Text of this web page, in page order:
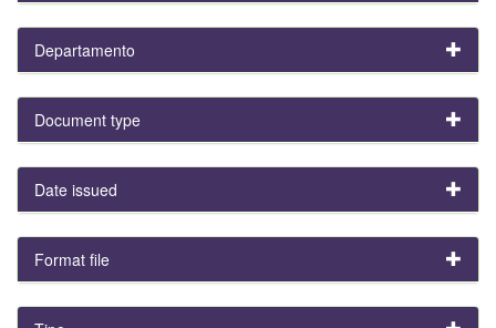
Departamento
Document type
Date issued
Format file